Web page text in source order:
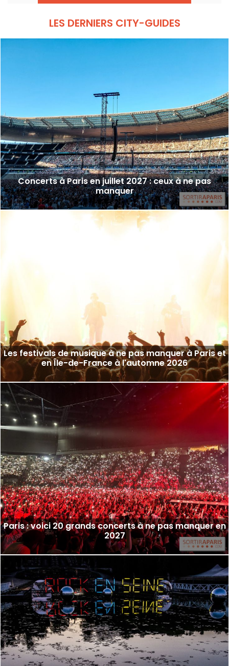
LES DERNIERS CITY-GUIDES
Concerts à Paris en juillet 2027 : ceux à ne pas
manquer
Les festivals de musique à ne pas manquer à Paris et
en Île-de-France à l'automne 2026
Paris : voici 20 grands concerts à ne pas manquer en
2027